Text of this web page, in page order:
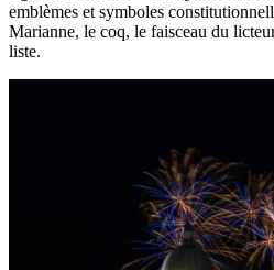
emblèmes et symboles
Marianne, le coq, le faisceau du
liste.